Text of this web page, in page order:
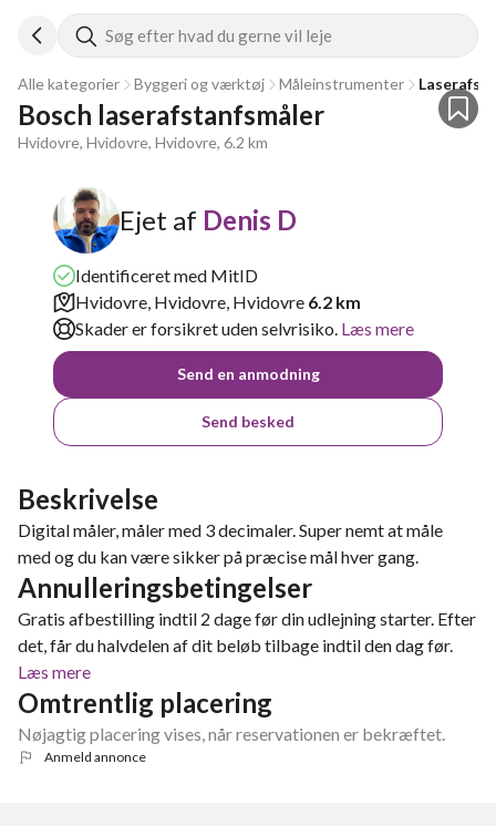
Søg efter hvad du gerne vil leje
Alle kategorier Byggeri og værktøj Måleinstrumenter
Bosch laserafstanfsmåler
Hvidovre, Hvidovre, Hvidovre, 6.2 km
Ejet af Denis D
Identificeret med MitID
Hvidovre, Hvidovre, Hvidovre 6.2 km
Skader er forsikret uden selvrisiko. Læs mere
Send en anmodning
Send besked
Beskrivelse
Digital måler, måler med 3 decimaler. Super nemt at måle
med og du kan være sikker på præcise mål hver gang.
Annulleringsbetingelser
Gratis afbestilling indtil 2 dage før din udlejning starter. Efter
det, får du halvdelen af dit beløb tilbage indtil den dag før.
Læs mere
Omtrentlig placering
Nøjagtig placering vises, når reservationen er bekræftet.
Anmeld annonce